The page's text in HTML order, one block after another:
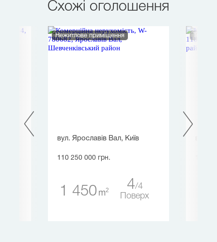
Схожі оголошення
Нежитлове приміщення
вул. Ярославів Вал, Київ
110 250 000 грн.
1 450 m2 4 4
Поверх